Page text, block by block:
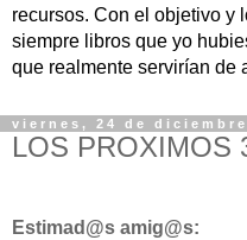
recursos. Con el objetivo y
siempre libros que yo
que realmente servirían de
viernes, 24 de diciembre
LOS PROXIMOS
Estimad@s amig@s: